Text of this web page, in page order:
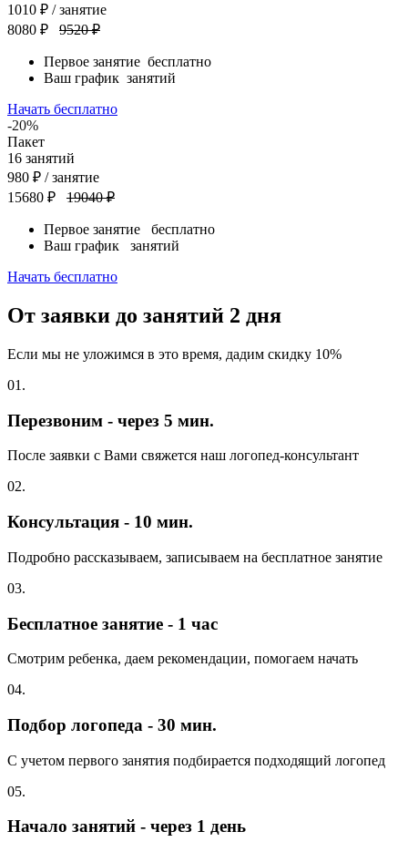
1010 ₽ / занятие
8080 ₽
9520 ₽
Первое занятие бесплатно
Ваш график занятий
Начать бесплатно
-20%
Пакет
16 занятий
980 ₽ / занятие
15680 ₽
19040 ₽
Первое занятие бесплатно
Ваш график занятий
Начать бесплатно
От заявки до занятий 2 дня
Если мы не уложимся в это время, дадим скидку 10%
01.
Перезвоним - через 5 мин.
После заявки с Вами свяжется наш логопед-консультант
02.
Консультация - 10 мин.
Подробно рассказываем, записываем на бесплатное занятие
03.
Бесплатное занятие - 1 час
Смотрим ребенка, даем рекомендации, помогаем начать
04.
Подбор логопеда - 30 мин.
С учетом первого занятия подбирается подходящий логопед
05.
Начало занятий - через 1 день